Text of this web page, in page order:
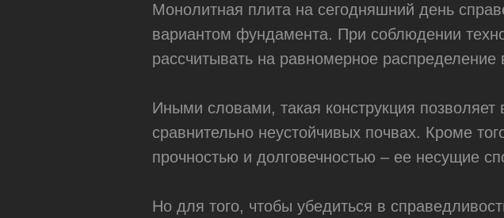
Монолитная плита на сегодняшний день
вариантом фундамента. При соблюдении
рассчитывать на равномерное
Иными словами, такая конструкция
сравнительно неустойчивых почвах. Кроме
прочностью и долговечностью – ее несущие
Но для того, чтобы убедиться в